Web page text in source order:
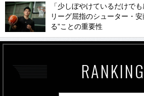
「少しぼやけているだけで
リーグ屈指のシューター・安
る”ことの重要性
RANKING